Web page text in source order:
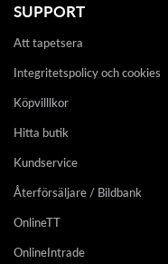
SUPPORT
Att tapetsera
Integritetspolicy och cookies
Köpvilllkor
Hitta butik
Kundservice
Återförsäljare / Bildbank
OnlineTT
OnlineIntrade